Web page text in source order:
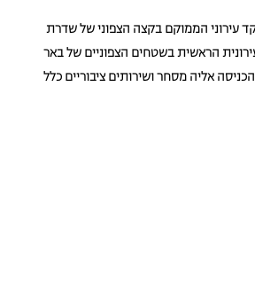
עירוני הממוקם בקצה הצפוני של שדרת
הראשית בשטחים הצפוניים של באר
אליה מסחר ושירותים ציבוריים כלל